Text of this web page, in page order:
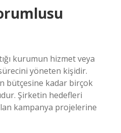
kurumun hizmet veya
yöneten kişidir.
bütçesine kadar birçok
Şirketin hedefleri
kampanya projelerine